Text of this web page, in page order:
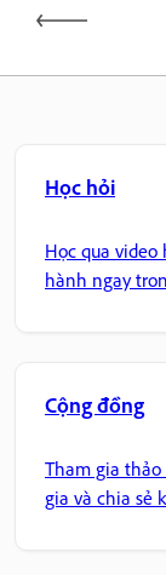
Học hỏi
Học qua
hành ngay
Cộng đồng
Tham gia
gia và chia sẻ